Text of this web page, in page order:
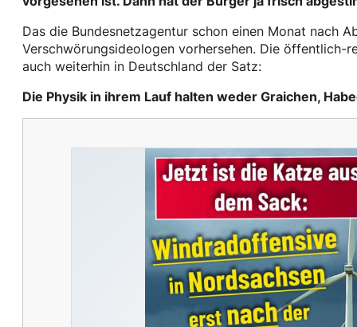
Das die Bundesnetzagentur schon einen Monat nach
Verschwörungsideologen vorhersehen. Die öffentlich-
auch weiterhin in Deutschland der Satz:
Die Physik in ihrem Lauf halten weder Graichen,